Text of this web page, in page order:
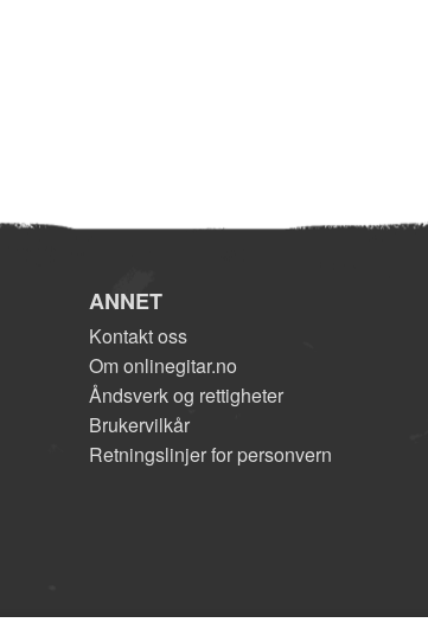
ANNET
Kontakt oss
Om onlinegitar.no
Åndsverk og rettigheter
Brukervilkår
Retningslinjer for personvern